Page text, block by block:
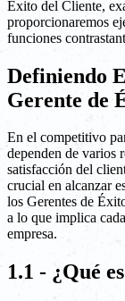
Éxito del Cliente,
proporcionaremos
funciones
Definiendo
Gerente de
En el competitivo
dependen de varios
satisfacción del
crucial en alcanzar
los Gerentes de
a lo que implica
empresa.
1.1 - ¿Qué